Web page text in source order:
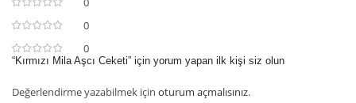
0
0
“Kırmızı Mila Aşcı Ceketi” için yorum yapan ilk kişi siz olun
Değerlendirme yazabilmek için oturum açmalısınız.